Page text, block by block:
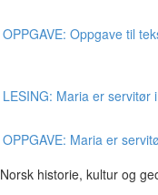
Oppgave til
Maria er servitør
Maria er
historie, kultur og